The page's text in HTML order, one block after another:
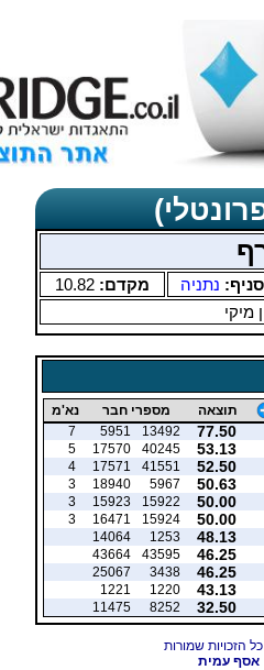
סניף: נתניה מקדם: 10.82
מיקי
תוצאה מספרי חבר נא'מ
77.50
13492
5951
7
53.13
40245
17570
5
52.50
41551
17571
4
50.63
5967
18940
3
50.00
15922
15923
3
50.00
15924
16471
3
48.13
1253
14064
46.25
43595
43664
46.25
3438
25067
43.13
1220
1221
32.50
8252
11475
אסף עמית